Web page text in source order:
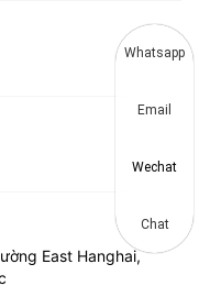
East Hanghai,
Whatsapp
Email
Wechat
Chat